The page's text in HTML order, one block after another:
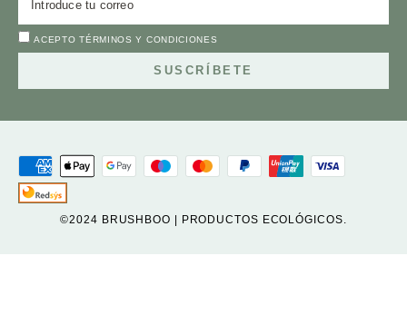
ACEPTOTÉRMINOS Y CONDICIONES
SUSCRÍBETE
©2024 BRUSHBOO | PRODUCTOS ECOLÓGICOS.